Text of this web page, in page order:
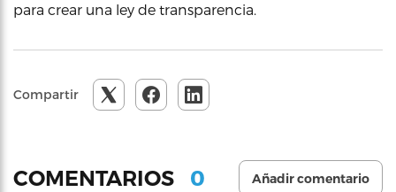
para crear una ley de transparencia.
Compartir
COMENTARIOS 0 Añadir comentario